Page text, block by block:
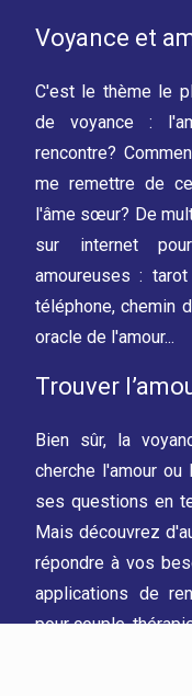
Voyance et
C'est le thème le
de voyance :
rencontre?
me remettre de
l'âme sœur? De
sur internet
amoureuses :
téléphone, chemin
oracle de l'amour...
Trouver
Bien sûr, la
cherche l'amour
ses questions en
Mais découvrez
répondre à vos
applications de
pour couple,